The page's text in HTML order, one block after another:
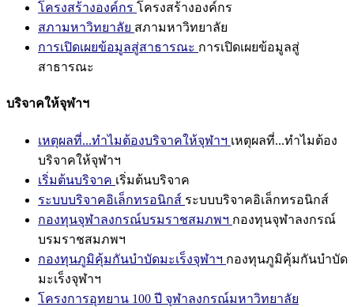
โครงสร้างองค์กร โครงสร้างองค์กร
สภามหาวิทยาลัย สภามหาวิทยาลัย
การเปิดเผยข้อมูลสู่สาธารณะ การเปิดเผยข้อมูลสู่
สาธารณะ
บริจาคให้จุฬาฯ
เหตุผลที่...ทำไมต้องบริจาคให้จุฬาฯ เหตุผลที่...ทำไมต้อง
บริจาคให้จุฬาฯ
เริ่มต้นบริจาค เริ่มต้นบริจาค
ระบบบริจาคอิเล็กทรอนิกส์ ระบบบริจาคอิเล็กทรอนิกส์
กองทุนจุฬาลงกรณ์บรมราชสมภพฯ กองทุนจุฬาลงกรณ์
บรมราชสมภพฯ
กองทุนภูมิคุ้มกันบำบัดมะเร็งจุฬาฯ กองทุนภูมิคุ้มกันบำบัด
มะเร็งจุฬาฯ
โครงการอุทยาน 100 ปี จุฬาลงกรณ์มหาวิทยาลัย